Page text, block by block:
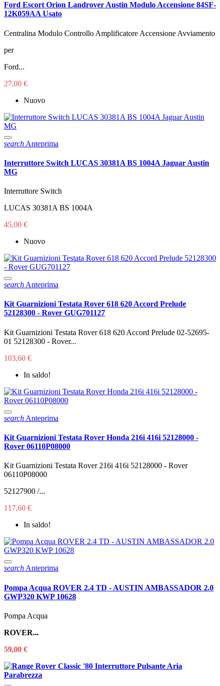
Ford Escort Orion Landrover Austin Modulo Accensione 84SF-
12K059AA Usato
Centralina Modulo Controllo Amplificatore Accensione Avviamento
per
Ford...
27,00 €
Nuovo
search Anteprima
Interruttore Switch LUCAS 30381A BS 1004A Jaguar Austin
MG
Interruttore Switch
LUCAS 30381A BS 1004A
45,00 €
Nuovo
search Anteprima
Kit Guarnizioni Testata Rover 618 620 Accord Prelude
52128300 - Rover GUG701127
Kit Guarnizioni Testata Rover 618 620 Accord Prelude 02-52695-
01 52128300 - Rover...
103,60 €
In saldo!
search Anteprima
Kit Guarnizioni Testata Rover Honda 216i 416i 52128000 -
Rover 06110P08000
Kit Guarnizioni Testata Rover 216i 416i 52128000 - Rover
06110P08000
52127900 /...
117,60 €
In saldo!
search Anteprima
Pompa Acqua ROVER 2.4 TD - AUSTIN AMBASSADOR 2.0
GWP320 KWP 10628
Pompa Acqua
ROVER...
59,00 €